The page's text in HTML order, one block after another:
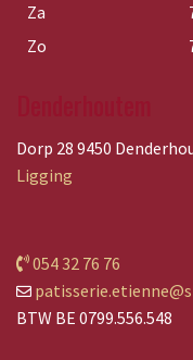
Za
Zo
Dorp 28 9450
Ligging
054 32 76 76
BTW BE 0799.556.548